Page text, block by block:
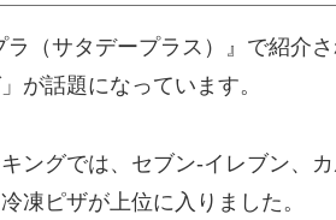
（サタデープラス）』で紹介
が話題になっています。
ングでは、セブン-イレブン、
凍ピザが上位に入りました。